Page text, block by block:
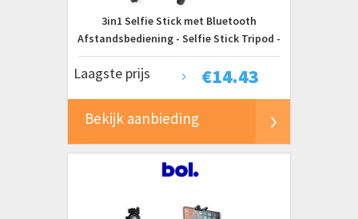
3in1 Selfie Stick met Bluetooth
Afstandsbediening - Selfie Stick Tripod -
Selfiestick Universeel
€14.43
Laagste prijs
Bekijk aanbieding